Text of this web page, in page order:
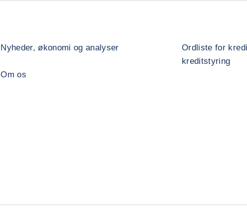
Nyheder, økonomi og analyser
Om os
Ordliste for
kreditstyring